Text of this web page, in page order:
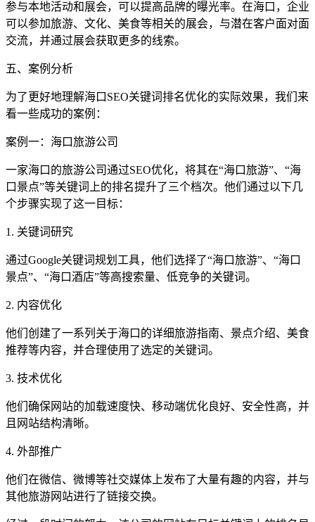
参与本地活动和展会，可以提高品牌的曝光率。在海口，企业
可以参加旅游、文化、美食等相关的展会，与潜在客户面对面
交流，并通过展会获取更多的线索。
五、案例分析
为了更好地理解海口SEO关键词排名优化的实际效果，我们来
看一些成功的案例：
案例一：海口旅游公司
一家海口的旅游公司通过SEO优化，将其在“海口旅游”、“海
口景点”等关键词上的排名提升了三个档次。他们通过以下几
个步骤实现了这一目标：
1. 关键词研究
通过Google关键词规划工具，他们选择了“海口旅游”、“海口
景点”、“海口酒店”等高搜索量、低竞争的关键词。
2. 内容优化
他们创建了一系列关于海口的详细旅游指南、景点介绍、美食
推荐等内容，并合理使用了选定的关键词。
3. 技术优化
他们确保网站的加载速度快、移动端优化良好、安全性高，并
且网站结构清晰。
4. 外部推广
他们在微信、微博等社交媒体上发布了大量有趣的内容，并与
其他旅游网站进行了链接交换。